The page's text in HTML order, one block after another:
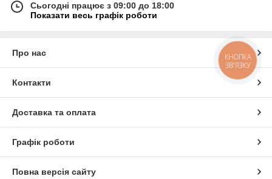
Сьогодні працює з 09:00 до 18:00
Показати весь графік роботи
Про нас
Контакти
Доставка та оплата
Графік роботи
Повна версія сайту
КНОПКА
ЗВ'ЯЗКУ